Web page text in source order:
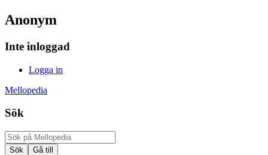
Anonym
Inte inloggad
Logga in
Mellopedia
Sök